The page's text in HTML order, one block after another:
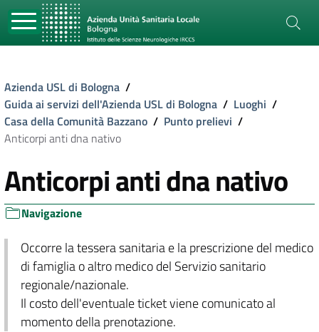
Azienda USL di Bologna /
Guida ai servizi dell'Azienda USL di Bologna / Luoghi /
Casa della Comunità Bazzano / Punto prelievi /
Anticorpi anti dna nativo
Anticorpi anti dna nativo
Navigazione
Occorre la tessera sanitaria e la prescrizione del medico
di famiglia o altro medico del Servizio sanitario
regionale/nazionale.
Il costo dell'eventuale ticket viene comunicato al
momento della prenotazione.